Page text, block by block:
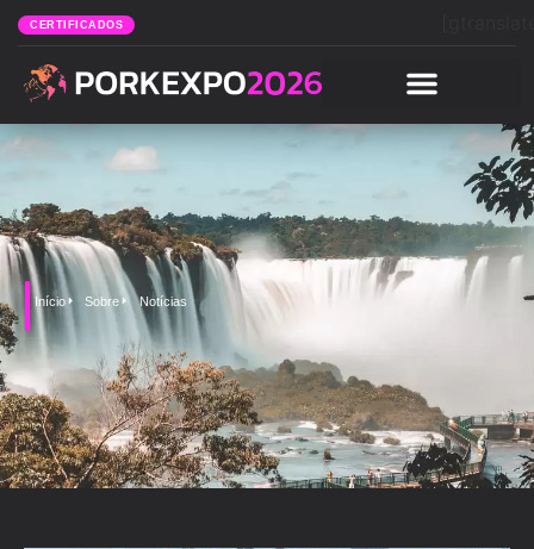
CERTIFICADOS
Início Sobre Notícias